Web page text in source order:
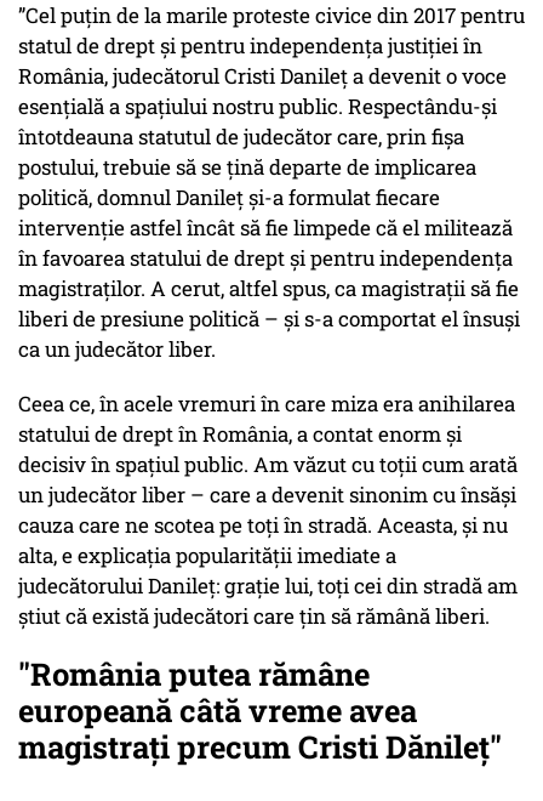
”Cel puțin de la marile proteste civice din 2017 pentru
statul de drept și pentru independența justiției în
România, judecătorul Cristi Danileț a devenit o voce
esențială a spațiului nostru public. Respectându-și
întotdeauna statutul de judecător care, prin fișa
postului, trebuie să se țină departe de implicarea
politică, domnul Danileț și-a formulat fiecare
intervenție astfel încât să fie limpede că el militează
în favoarea statului de drept și pentru independența
magistraților. A cerut, altfel spus, ca magistrații să fie
liberi de presiune politică – și s-a comportat el însuși
ca un judecător liber.
Ceea ce, în acele vremuri în care miza era anihilarea
statului de drept în România, a contat enorm și
decisiv în spațiul public. Am văzut cu toții cum arată
un judecător liber – care a devenit sinonim cu însăși
cauza care ne scotea pe toți în stradă. Aceasta, și nu
alta, e explicația popularității imediate a
judecătorului Danileț: grație lui, toți cei din stradă am
știut că există judecători care țin să rămână liberi.
"România putea rămâne
europeană câtă vreme avea
magistraţi precum Cristi Dănileţ"